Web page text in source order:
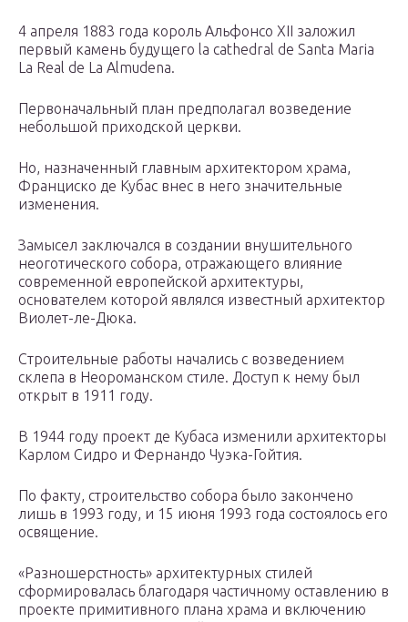
4 апреля 1883 года король Альфонсо XII заложил
первый камень будущего la cathedral de Santa Maria
La Real de La Almudena.
Первоначальный план предполагал возведение
небольшой приходской церкви.
Но, назначенный главным архитектором храма,
Франциско де Кубас внес в него значительные
изменения.
Замысел заключался в создании внушительного
неоготического собора, отражающего влияние
современной европейской архитектуры,
основателем которой являлся известный архитектор
Виолет-ле-Дюка.
Строительные работы начались с возведением
склепа в Неороманском стиле. Доступ к нему был
открыт в 1911 году.
В 1944 году проект де Кубаса изменили архитекторы
Карлом Сидро и Фернандо Чуэка-Гойтия.
По факту, строительство собора было закончено
лишь в 1993 году, и 15 июня 1993 года состоялось его
освящение.
«Разношерстность» архитектурных стилей
сформировалась благодаря частичному оставлению в
проекте примитивного плана храма и включению